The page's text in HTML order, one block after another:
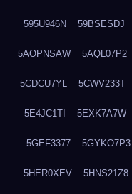
595U946N 59BSESDJ
5AOPNSAW 5AQL07P2
5CDCU7YL 5CWV233T
5E4JC1TI 5EXK7A7W
5GEF3377 5GYKO7P3
5HER0XEV 5HNS21Z8